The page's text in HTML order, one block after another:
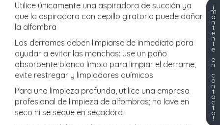
Utilice únicamente una aspiradora de succión ya
que la aspiradora con cepillo giratorio puede dañar
la alfombra
Los derrames deben limpiarse de inmediato para
ayudar a evitar las manchas: use un paño
absorbente blanco limpio para limpiar el derrame,
evite restregar y limpiadores químicos
Para una limpieza profunda, utilice una empresa
profesional de limpieza de alfombras; no lave en
seco ni se seque en secadora
¡
m
a
n
t
e
n
t
e
e
n
c
o
n
t
a
c
t
o
!